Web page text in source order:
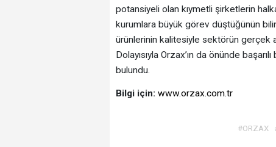
potansiyeli olan kıymetli şirketlerin halka
kurumlara büyük görev düştüğünün
ürünlerinin kalitesiyle sektörün gerçek
Dolayısıyla Orzax’ın da önünde
bulundu.
Bilgi için: www.orzax.com.tr
#ORZAX